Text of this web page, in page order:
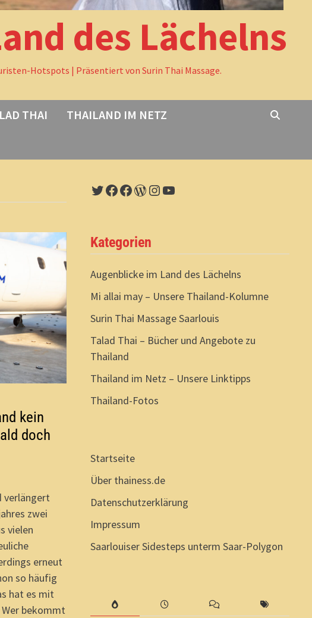
des Lächelns
Hotspots | Präsentiert von Surin Thai Massage.
THAI
THAILAND IM NETZ
kein
doch
verlängert
zwei
vielen
erneut
so häufig
hat es mit
Wer bekommt
Twitter
Facebook
Facebook
WordPress
Instagram
YouTube
Kategorien
Augenblicke im Land des Lächelns
Mi allai may – Unsere Thailand-Kolumne
Surin Thai Massage Saarlouis
Talad Thai – Bücher und Angebote zu
Thailand
Thailand im Netz – Unsere Linktipps
Thailand-Fotos
Startseite
Über thainess.de
Datenschutzerklärung
Impressum
Saarlouiser Sidesteps unterm Saar-Polygon